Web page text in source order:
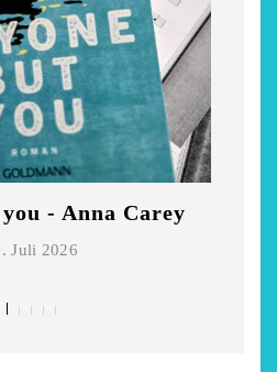
Restsommer - Kea
- Anna Carey
Juli 2026